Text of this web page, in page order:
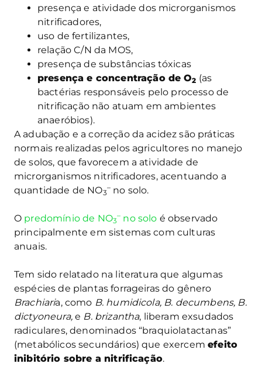
presença e atividade dos microrganismos
nitrificadores,
uso de fertilizantes,
relação C/N da MOS,
presença de substâncias tóxicas
presença e concentração de O2 (as
bactérias responsáveis pelo processo de
nitrificação não atuam em ambientes
anaeróbios).
A adubação e a correção da acidez são práticas
normais realizadas pelos agricultores no manejo
de solos, que favorecem a atividade de
microrganismos nitrificadores, acentuando a
quantidade de NO3
–no solo.
O predomínio de NO3
– no solo é observado
principalmente em sistemas com culturas
anuais.
Tem sido relatado na literatura que algumas
espécies de plantas forrageiras do gênero
Brachiaria, como B. humidicola, B. decumbens, B.
dictyoneura,e B. brizantha, liberam exsudados
radiculares, denominados “braquiolatactanas”
(metabólicos secundários) que exercemefeito
inibitório sobre a nitrificação.